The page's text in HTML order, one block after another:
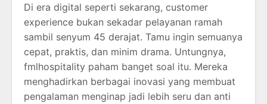
Di era digital seperti sekarang, customer
experience bukan sekadar pelayanan ramah
sambil senyum 45 derajat. Tamu ingin semuanya
cepat, praktis, dan minim drama. Untungnya,
fmlhospitality paham banget soal itu. Mereka
menghadirkan berbagai inovasi yang membuat
pengalaman menginap jadi lebih seru dan anti